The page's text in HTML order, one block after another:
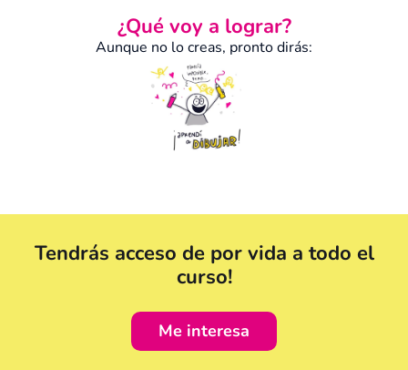
¿Qué voy a lograr?
Aunque no lo creas, pronto dirás:
Tendrás acceso de por vida a todo el
curso!
Me interesa